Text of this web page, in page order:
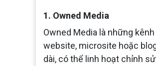
1. Owned Media
Owned Media là những
website, microsite hoặc
dài, có thể linh hoạt chỉnh